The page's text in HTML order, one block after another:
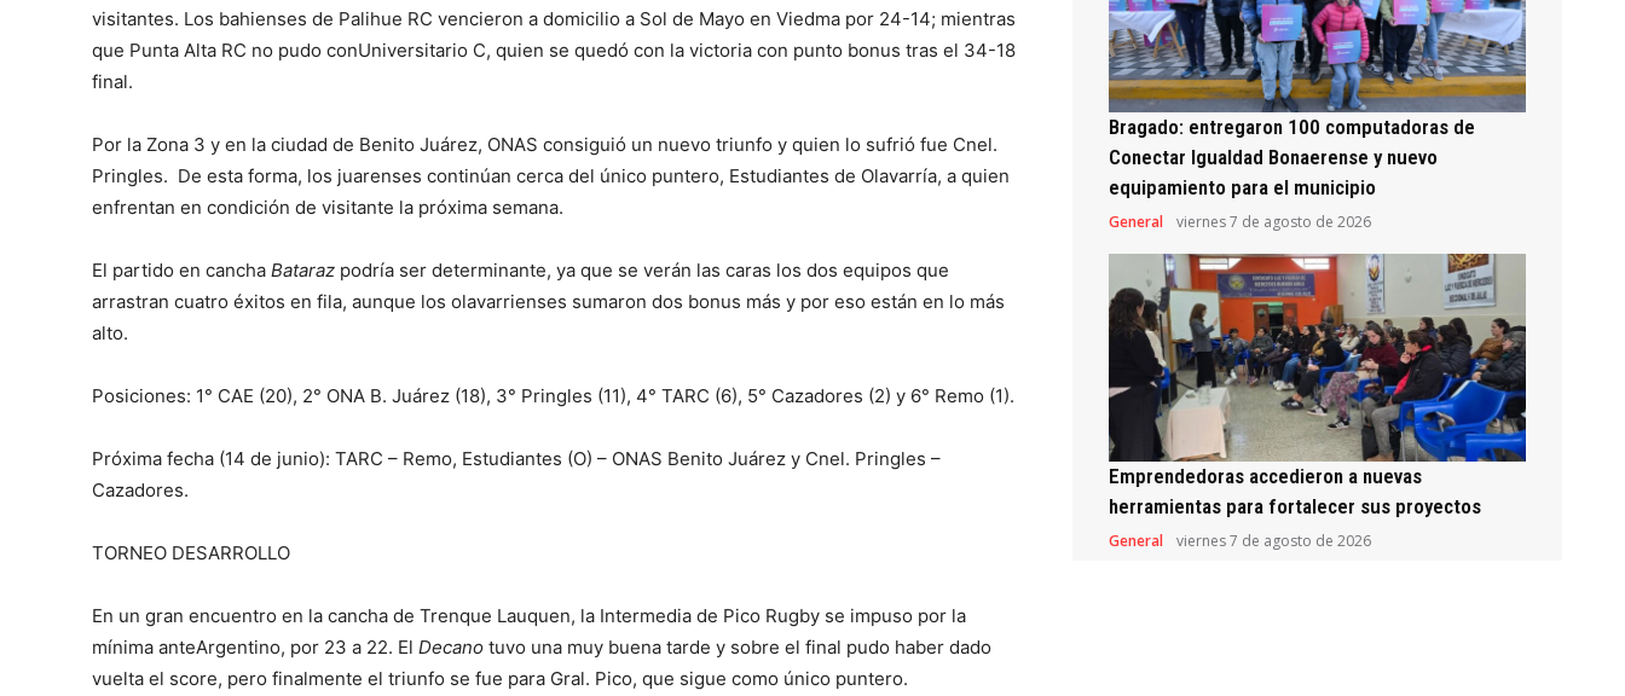
visitantes. Los bahienses de Palihue RC vencieron a domicilio a Sol de Mayo en Viedma por 24-14; mientras
que Punta Alta RC no pudo conUniversitario C, quien se quedó con la victoria con punto bonus tras el 34-18
final.
Por la Zona 3 y en la ciudad de Benito Juárez, ONAS consiguió un nuevo triunfo y quien lo sufrió fue Cnel.
Pringles. De esta forma, los juarenses continúan cerca del único puntero, Estudiantes de Olavarría, a quien
enfrentan en condición de visitante la próxima semana.
El partido en cancha Bataraz podría ser determinante, ya que se verán las caras los dos equipos que
arrastran cuatro éxitos en fila, aunque los olavarrienses sumaron dos bonus más y por eso están en lo más
alto.
Posiciones: 1° CAE (20), 2° ONA B. Juárez (18), 3° Pringles (11), 4° TARC (6), 5° Cazadores (2) y 6° Remo (1).
Próxima fecha (14 de junio): TARC – Remo, Estudiantes (O) – ONAS Benito Juárez y Cnel. Pringles –
Cazadores.
TORNEO DESARROLLO
En un gran encuentro en la cancha de Trenque Lauquen, la Intermedia de Pico Rugby se impuso por la
mínima anteArgentino, por 23 a 22. El Decano tuvo una muy buena tarde y sobre el final pudo haber dado
vuelta el score, pero finalmente el triunfo se fue para Gral. Pico, que sigue como único puntero.
Bragado: entregaron 100 computadoras de
Conectar Igualdad Bonaerense y nuevo
equipamiento para el municipio
General viernes 7 de agosto de 2026
Emprendedoras accedieron a nuevas
herramientas para fortalecer sus proyectos
General viernes 7 de agosto de 2026